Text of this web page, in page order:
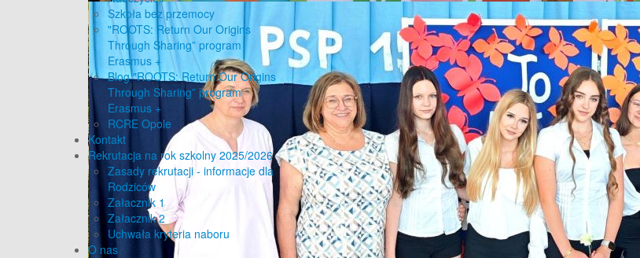
Szkoła bez przemocy
"ROOTS: Return Our Origins
Through Sharing” program
Erasmus +
Blog "ROOTS: Return Our Origins
Through Sharing” program
Erasmus +
RCRE Opole
Kontakt
Rekrutacja na rok szkolny 2025/2026
Zasady rekrutacji - informacje dla
Rodziców
Załacznik 1
Załacznik 2
Uchwała kryteria naboru
O nas